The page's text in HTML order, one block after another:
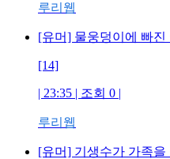
루리웹
[유머] 물웅덩이에 빠진
[14]
| 23:35 | 조회 0 |
루리웹
[유머] 기생수가 가족을